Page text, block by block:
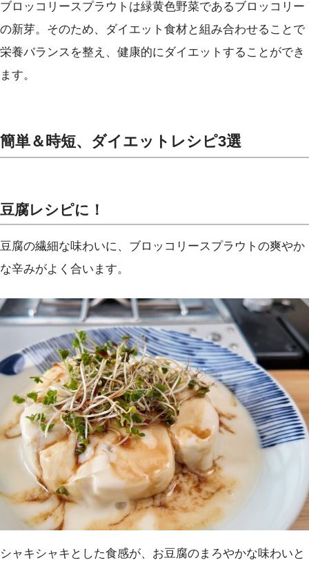
ブロッコリースプラウトは緑黄色野菜であるブロッコリー
の新芽。そのため、ダイエット食材と組み合わせることで
栄養バランスを整え、健康的にダイエットすることができ
ます。
簡単＆時短、ダイエットレシピ3選
豆腐レシピに！
豆腐の繊細な味わいに、ブロッコリースプラウトの爽やか
な辛みがよく合います。
シャキシャキとした食感が、お豆腐のまろやかな味わいと